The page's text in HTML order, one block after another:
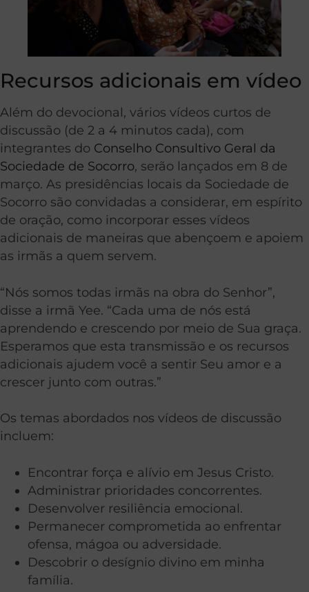
Recursos adicionais em vídeo
Além do devocional, vários vídeos curtos de
discussão (de 2 a 4 minutos cada), com
integrantes do Conselho Consultivo Geral da
Sociedade de Socorro, serão lançados em 8 de
março. As presidências locais da Sociedade de
Socorro são convidadas a considerar, em espírito
de oração, como incorporar esses vídeos
adicionais de maneiras que abençoem e apoiem
as irmãs a quem servem.
“Nós somos todas irmãs na obra do Senhor”,
disse a irmã Yee. “Cada uma de nós está
aprendendo e crescendo por meio de Sua graça.
Esperamos que esta transmissão e os recursos
adicionais ajudem você a sentir Seu amor e a
crescer junto com outras.”
Os temas abordados nos vídeos de discussão
incluem:
Encontrar força e alívio em Jesus Cristo.
Administrar prioridades concorrentes.
Desenvolver resiliência emocional.
Permanecer comprometida ao enfrentar
ofensa, mágoa ou adversidade.
Descobrir o desígnio divino em minha
família.